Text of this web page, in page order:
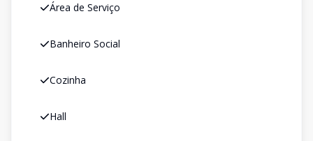
Área de Serviço
Banheiro Social
Cozinha
Hall